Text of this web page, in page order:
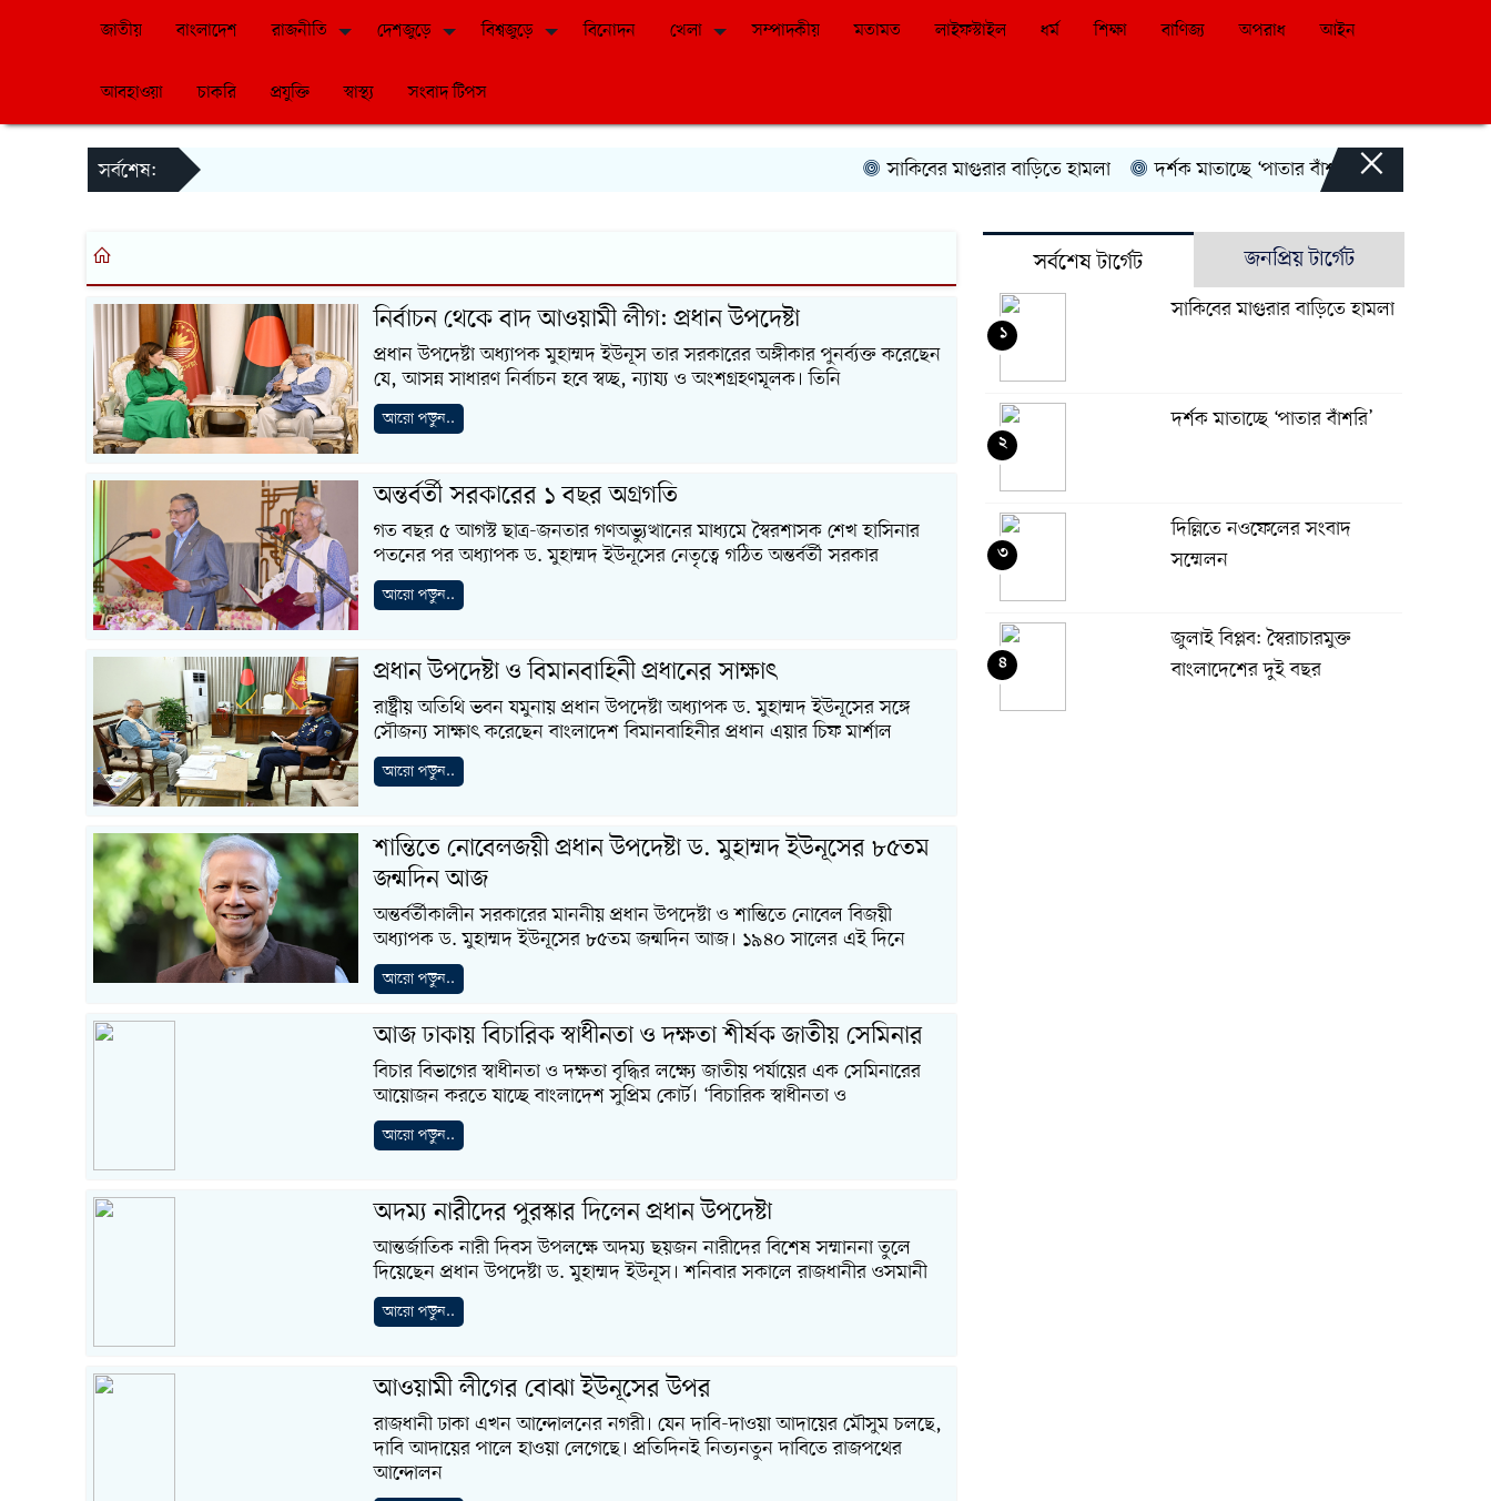
জাতীয় বাংলাদেশ রাজনীতি দেশজুড়ে বিশ্বজুড়ে বিনোদন খেলা সম্পাদকীয় মতামত লাইফস্টাইল ধর্ম শিক্ষা বাণিজ্য অপরাধ আইন
আবহাওয়া চাকরি প্রযুক্তি স্বাস্থ্য সংবাদ টিপস
সর্বশেষ: সাকিবের মাগুরার বাড়িতে হামলা দর্শক মাতাচ্ছে ‘পাতার বাঁশরি’ দিল্লিতে
×
নির্বাচন থেকে বাদ আওয়ামী লীগ: প্রধান উপদেষ্টা
প্রধান উপদেষ্টা অধ্যাপক মুহাম্মদ ইউনূস তার সরকারের অঙ্গীকার পুনর্ব্যক্ত করেছেন
যে, আসন্ন সাধারণ নির্বাচন হবে স্বচ্ছ, ন্যায্য ও অংশগ্রহণমূলক। তিনি
আরো পড়ুন..
অন্তর্বর্তী সরকারের ১ বছর অগ্রগতি
গত বছর ৫ আগস্ট ছাত্র-জনতার গণঅভ্যুত্থানের মাধ্যমে স্বৈরশাসক শেখ হাসিনার
পতনের পর অধ্যাপক ড. মুহাম্মদ ইউনূসের নেতৃত্বে গঠিত অন্তর্বর্তী সরকার
আরো পড়ুন..
প্রধান উপদেষ্টা ও বিমানবাহিনী প্রধানের সাক্ষাৎ
রাষ্ট্রীয় অতিথি ভবন যমুনায় প্রধান উপদেষ্টা অধ্যাপক ড. মুহাম্মদ ইউনূসের সঙ্গে
সৌজন্য সাক্ষাৎ করেছেন বাংলাদেশ বিমানবাহিনীর প্রধান এয়ার চিফ মার্শাল
আরো পড়ুন..
শান্তিতে নোবেলজয়ী প্রধান উপদেষ্টা ড. মুহাম্মদ ইউনূসের ৮৫তম
জন্মদিন আজ
অন্তর্বর্তীকালীন সরকারের মাননীয় প্রধান উপদেষ্টা ও শান্তিতে নোবেল বিজয়ী
অধ্যাপক ড. মুহাম্মদ ইউনূসের ৮৫তম জন্মদিন আজ। ১৯৪০ সালের এই দিনে
আরো পড়ুন..
আজ ঢাকায় বিচারিক স্বাধীনতা ও দক্ষতা শীর্ষক জাতীয় সেমিনার
বিচার বিভাগের স্বাধীনতা ও দক্ষতা বৃদ্ধির লক্ষ্যে জাতীয় পর্যায়ের এক সেমিনারের
আয়োজন করতে যাচ্ছে বাংলাদেশ সুপ্রিম কোর্ট। ‘বিচারিক স্বাধীনতা ও
আরো পড়ুন..
অদম্য নারীদের পুরস্কার দিলেন প্রধান উপদেষ্টা
আন্তর্জাতিক নারী দিবস উপলক্ষে অদম্য ছয়জন নারীদের বিশেষ সম্মাননা তুলে
দিয়েছেন প্রধান উপদেষ্টা ড. মুহাম্মদ ইউনূস। শনিবার সকালে রাজধানীর ওসমানী
আরো পড়ুন..
আওয়ামী লীগের বোঝা ইউনূসের উপর
রাজধানী ঢাকা এখন আন্দোলনের নগরী। যেন দাবি-দাওয়া আদায়ের মৌসুম চলছে,
দাবি আদায়ের পালে হাওয়া লেগেছে। প্রতিদিনই নিত্যনতুন দাবিতে রাজপথের
আন্দোলন
সর্বশেষ টার্গেট জনপ্রিয় টার্গেট
সাকিবের মাগুরার বাড়িতে হামলা
১
দর্শক মাতাচ্ছে ‘পাতার বাঁশরি’
২
দিল্লিতে নওফেলের সংবাদ
সম্মেলন
৩
জুলাই বিপ্লব: স্বৈরাচারমুক্ত
বাংলাদেশের দুই বছর
৪